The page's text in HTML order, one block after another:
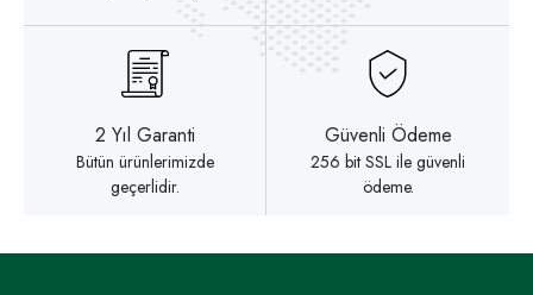
2 Yıl Garanti
Bütün ürünlerimizde
geçerlidir.
Güvenli Ödeme
256 bit SSL ile güvenli
ödeme.